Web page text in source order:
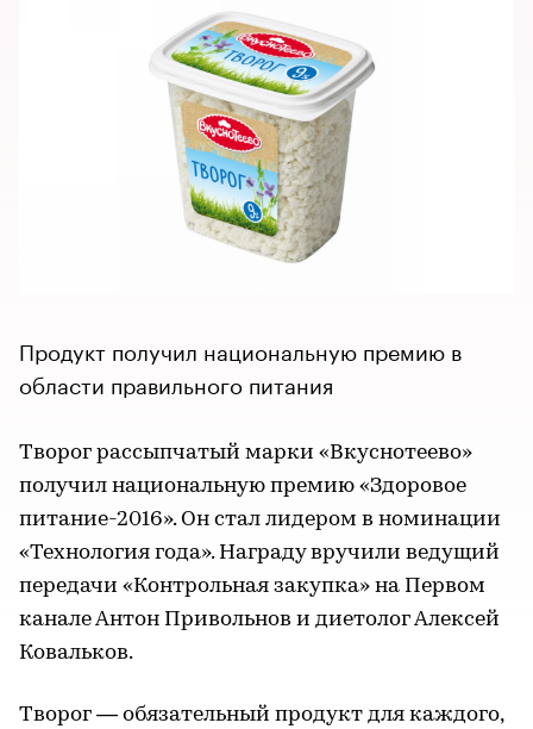
Продукт получил национальную премию в
области правильного питания
Творог рассыпчатый марки «Вкуснотеево»
получил национальную премию «Здоровое
питание-2016». Он стал лидером в номинации
«Технология года». Награду вручили ведущий
передачи «Контрольная закупка» на Первом
канале Антон Привольнов и диетолог Алексей
Ковальков.
Творог — обязательный продукт для каждого,